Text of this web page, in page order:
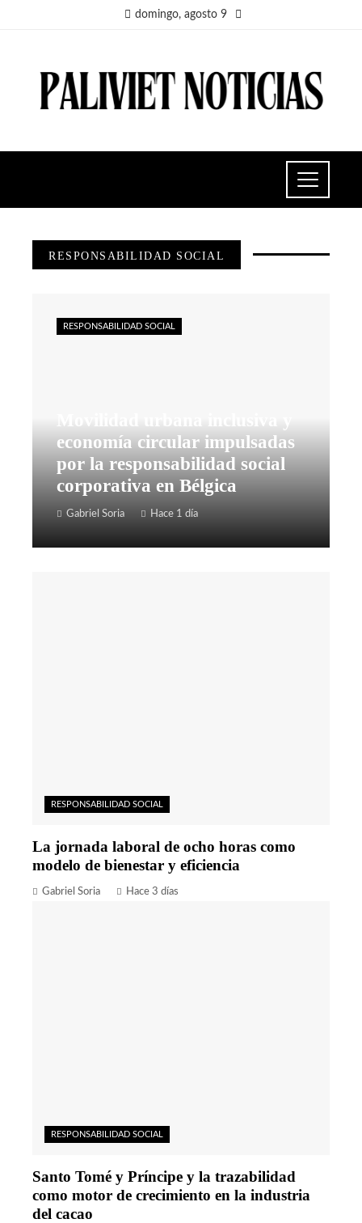
domingo, agosto 9
RESPONSABILIDAD SOCIAL
economía circular impulsadas
por la responsabilidad social
corporativa en Bélgica
Gabriel Soria Hace 1 día
RESPONSABILIDAD SOCIAL
RESPONSABILIDAD SOCIAL
La jornada laboral de ocho horas como
modelo de bienestar y eficiencia
Gabriel Soria Hace 3 días
RESPONSABILIDAD SOCIAL
Santo Tomé y Príncipe y la trazabilidad
como motor de crecimiento en la industria
del cacao